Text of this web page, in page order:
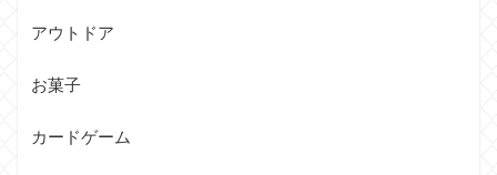
アウトドア
お菓子
カードゲーム